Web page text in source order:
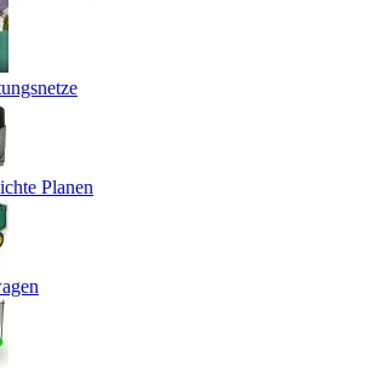
Planen